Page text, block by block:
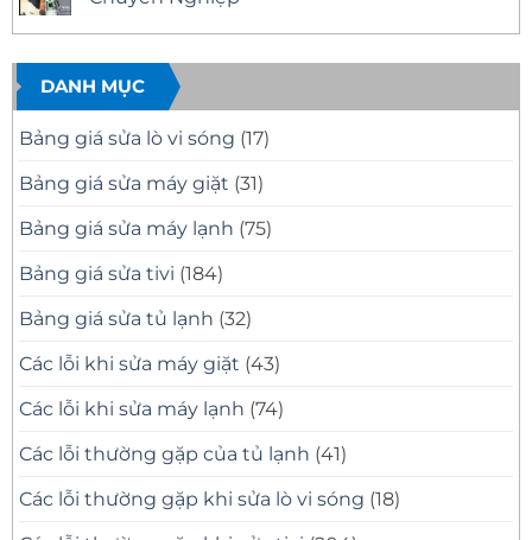
–
Mặt
Báo
Giá
Minh
Bạch
Nhà
11
Tín
–
Có
Mặt
Nhanh,
Sửa
Bệnh
ở
Tivi
Tại
Nhà
Quận
10
Uy
Tín
Mặt
Nhanh
30
Phút
có
luận
ở
Dịch
Vụ
Sửa
Tivi
Tại
Nhà
8
Chuyên
DANH MỤC
Bảng giá sửa lò vi sóng (17)
Bảng giá sửa máy giặt (31)
Bảng giá sửa máy lạnh (75)
Bảng giá sửa tivi (184)
Bảng giá sửa tủ lạnh (32)
Các lỗi khi sửa máy giặt (43)
Các lỗi khi sửa máy lạnh (74)
Các lỗi thường gặp của tủ lạnh (41)
Các lỗi thường gặp khi sửa lò vi sóng (18)